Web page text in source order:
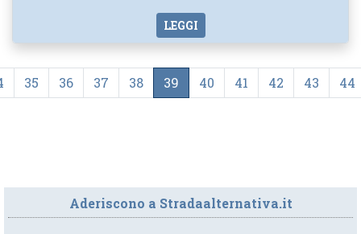
LEGGI
35 36 37 38 39 40 41 42 43 44
Aderiscono a Stradaalternativa.it